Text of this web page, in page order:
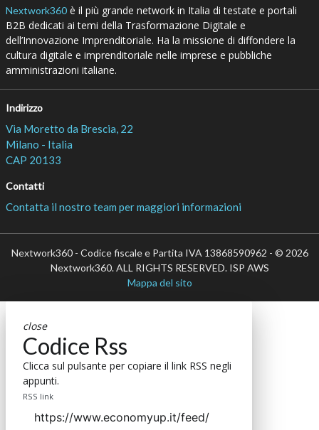
Nextwork360è il più grande network in Italia di testate e portali
B2B dedicati ai temi della Trasformazione Digitale e
dell’Innovazione Imprenditoriale. Ha la missione di diffondere la
cultura digitale e imprenditoriale nelle imprese e pubbliche
amministrazioni italiane.
Indirizzo
Via Moretto da Brescia, 22
Milano - Italia
CAP 20133
Contatti
Contatta il nostro team per maggiori informazioni
Nextwork360 - Codice fiscale e Partita IVA 13868590962 - © 2026
Nextwork360. ALL RIGHTS RESERVED. ISP AWS
Mappa del sito
close
Codice Rss
Clicca sul pulsante per copiare il link RSS negli
appunti.
RSS link